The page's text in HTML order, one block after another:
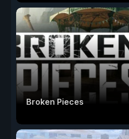
Broken Pieces